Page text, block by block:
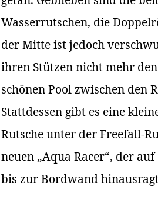
Wasserrutschen, die
der Mitte ist jedoch
ihren Stützen nicht mehr
schönen Pool zwischen den
Stattdessen gibt es eine
Rutsche unter der Freefall-
neuen „Aqua Racer“, der
bis zur Bordwand